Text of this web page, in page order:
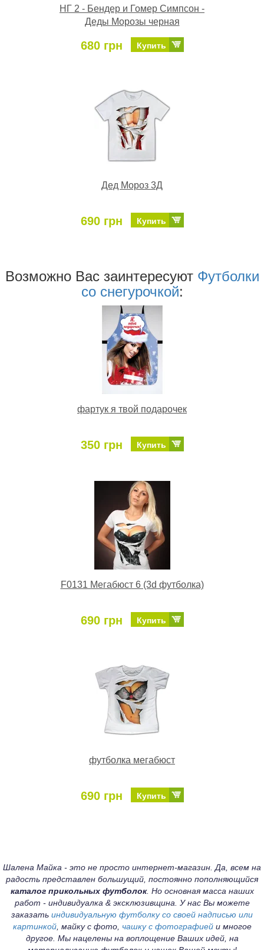
НГ 2 - Бендер и Гомер Симпсон -
Деды Морозы черная
680 грн Купить
Дед Мороз 3Д
690 грн Купить
Возможно Ваc заинтересуют Футболки
со снегурочкой:
фартук я твой подарочек
350 грн Купить
F0131 Мегабюст 6 (3d футболка)
690 грн Купить
футболка мегабюст
690 грн Купить
Шалена Майка - это не просто интернет-магазин. Да, всем на
радость представлен большущий, постоянно пополняющийся
каталог прикольных футболок. Но основная масса наших
работ - индивидуалка & эксклюзивщина. У нас Вы можете
заказать индивидуальную футболку со своей надписью или
картинкой, майку с фото, чашку с фотографиейи многое
другое. Мы нацелены на воплощение Ваших идей, на